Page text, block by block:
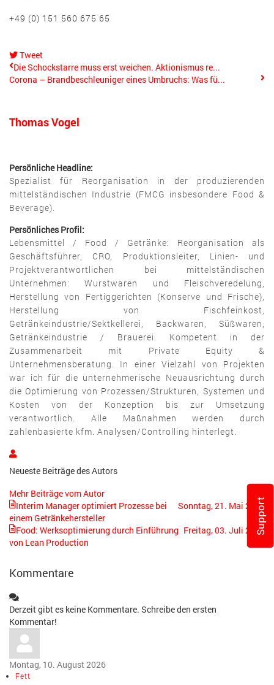
+49 (0) 151 560 675 65
Tweet
pinterest
Die Schockstarre muss erst weichen. Aktionismus re...
Corona – Brandbeschleuniger eines Umbruchs: Was fü...
Thomas Vogel
Persönliche Headline:
Spezialist für Reorganisation in der produzierenden
mittelständischen Industrie (FMCG insbesondere Food &
Beverage).
Persönliches Profil:
Lebensmittel / Food / Getränke: Reorganisation als
Geschäftsführer, CRO, Produktionsleiter, Linien- und
Projektverantwortlichen bei mittelständischen
Unternehmen: Wurstwaren und Fleischveredelung,
Herstellung von Fertiggerichten (Konserve und Frische),
Herstellung von Fischfeinkost,
Getränkeindustrie/Sektkellerei, Backwaren, Süßwaren,
Getränkeindustrie / Brauerei. Kompetent in der
Zusammenarbeit mit Private Equity &
Unternehmensberatung. In einer Vielzahl von Projekten
war ich für die unternehmerische Neuausrichtung durch
die Optimierung von Prozessen/Strukturen, Systemen und
Kosten von der Konzeption bis zur Umsetzung
verantwortlich. Alle Maßnahmen werden durch
zahlenbasierte kfm. Analysen/Controlling hinterlegt.
Thomas
Vogel
Neueste Beiträge des Autors
Mehr Beiträge vom Autor
Sonntag, 21. Mai 2023
Interim Manager optimiert Prozesse bei
einem Getränkehersteller
Freitag, 03. Juli 2020
Food: Werksoptimierung durch Einführung
von Lean Production
Kommentare
Derzeit gibt es keine Kommentare. Schreibe den ersten
Kommentar!
Montag, 10. August 2026
Fett
Support